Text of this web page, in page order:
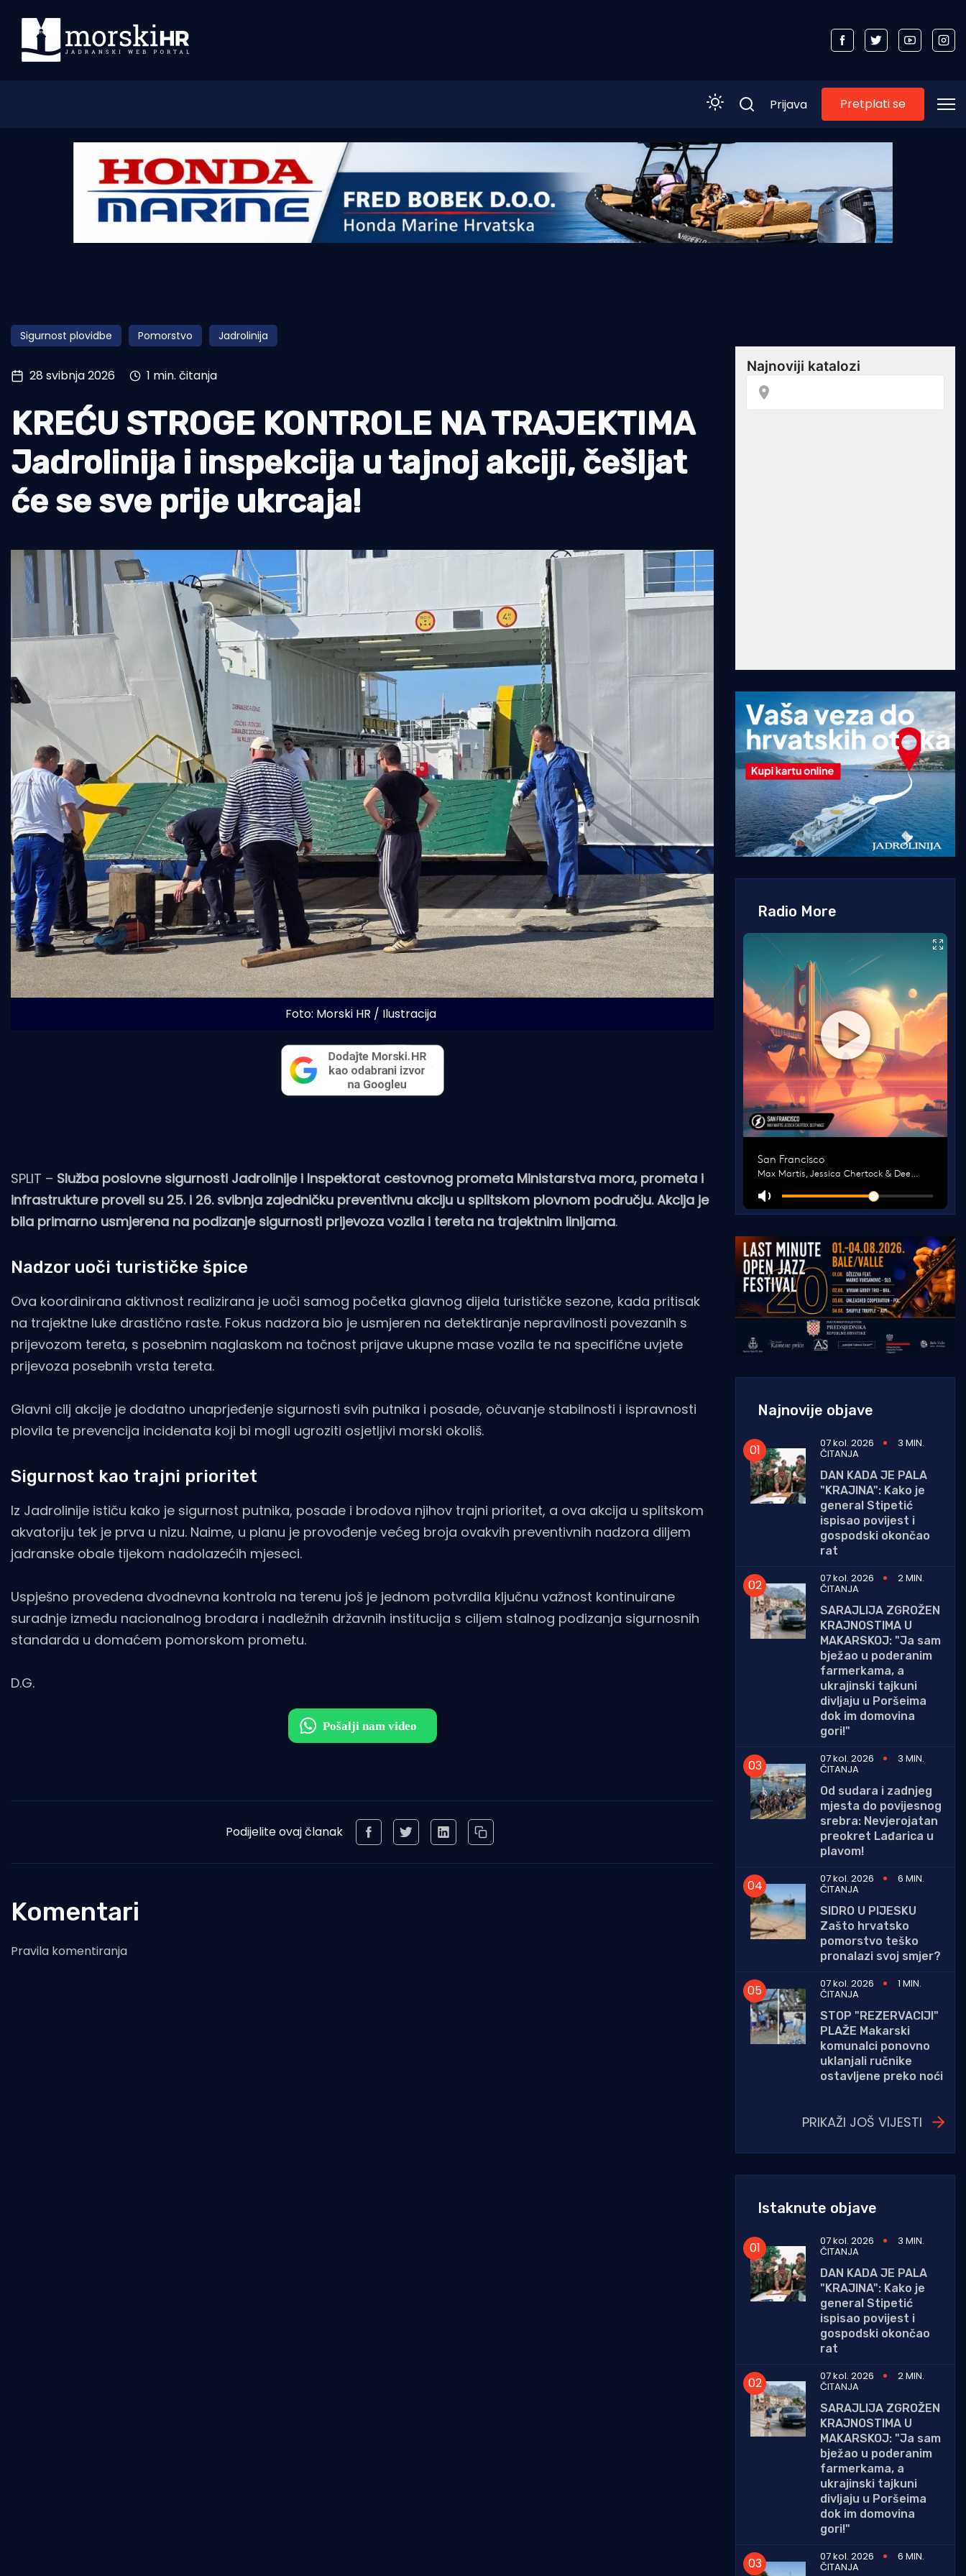
Morski plus
Pomorstvo
Ribolov
Tradicija i kultura
Prijava Pretplati se
Sigurnost plovidbe Pomorstvo Jadrolinija
28 svibnja 2026 1 min. čitanja
KREĆU STROGE KONTROLE NA TRAJEKTIMA
Jadrolinija i inspekcija u tajnoj akciji, češljat
će se sve prije ukrcaja!
Foto: Morski HR / Ilustracija
SPLIT – Služba poslovne sigurnosti Jadrolinije i Inspektorat cestovnog prometa Ministarstva mora, prometa i
infrastrukture proveli su 25. i 26. svibnja zajedničku preventivnu akciju u splitskom plovnom području. Akcija je
bila primarno usmjerena na podizanje sigurnosti prijevoza vozila i tereta na trajektnim linijama.
Nadzor uoči turističke špice
Ova koordinirana aktivnost realizirana je uoči samog početka glavnog dijela turističke sezone, kada pritisak
na trajektne luke drastično raste. Fokus nadzora bio je usmjeren na detektiranje nepravilnosti povezanih s
prijevozom tereta, s posebnim naglaskom na točnost prijave ukupne mase vozila te na specifične uvjete
prijevoza posebnih vrsta tereta.
Glavni cilj akcije je dodatno unaprjeđenje sigurnosti svih putnika i posade, očuvanje stabilnosti i ispravnosti
plovila te prevencija incidenata koji bi mogli ugroziti osjetljivi morski okoliš.
Sigurnost kao trajni prioritet
Iz Jadrolinije ističu kako je sigurnost putnika, posade i brodova njihov trajni prioritet, a ova akcija u splitskom
akvatoriju tek je prva u nizu. Naime, u planu je provođenje većeg broja ovakvih preventivnih nadzora diljem
jadranske obale tijekom nadolazećih mjeseci.
Uspješno provedena dvodnevna kontrola na terenu još je jednom potvrdila ključnu važnost kontinuirane
suradnje između nacionalnog brodara i nadležnih državnih institucija s ciljem stalnog podizanja sigurnosnih
standarda u domaćem pomorskom prometu.
D.G.
Podijelite ovaj članak
Komentari
Pravila komentiranja
Radio More
Najnovije objave
07 kol. 2026 3 MIN.
ČITANJA
DAN KADA JE PALA
"KRAJINA": Kako je
general Stipetić
ispisao povijest i
gospodski okončao
rat
07 kol. 2026
2 MIN.
ČITANJA
SARAJLIJA ZGROŽEN
KRAJNOSTIMA U
MAKARSKOJ: "Ja sam
bježao u poderanim
farmerkama, a
ukrajinski tajkuni
divljaju u Poršeima
dok im domovina
gori!"
07 kol. 2026
3 MIN.
ČITANJA
Od sudara i zadnjeg
mjesta do povijesnog
srebra: Nevjerojatan
preokret Lađarica u
plavom!
07 kol. 2026
6 MIN.
ČITANJA
SIDRO U PIJESKU
Zašto hrvatsko
pomorstvo teško
pronalazi svoj smjer?
07 kol. 2026
1 MIN.
ČITANJA
STOP "REZERVACIJI"
PLAŽE Makarski
komunalci ponovno
uklanjali ručnike
ostavljene preko noći
PRIKAŽI JOŠ VIJESTI
Istaknute objave
07 kol. 2026 3 MIN.
ČITANJA
DAN KADA JE PALA
"KRAJINA": Kako je
general Stipetić
ispisao povijest i
gospodski okončao
rat
07 kol. 2026
2 MIN.
ČITANJA
SARAJLIJA ZGROŽEN
KRAJNOSTIMA U
MAKARSKOJ: "Ja sam
bježao u poderanim
farmerkama, a
ukrajinski tajkuni
divljaju u Poršeima
dok im domovina
gori!"
07 kol. 2026
6 MIN.
ČITANJA